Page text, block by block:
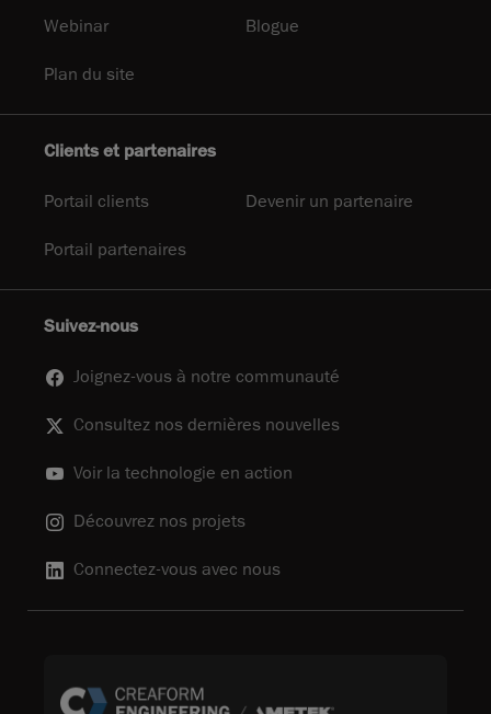
Webinar Blogue
Plan du site
Clients et partenaires
Portail clients Devenir un partenaire
Portail partenaires
Suivez-nous
Joignez-vous à notre communauté
Consultez nos dernières nouvelles
Voir la technologie en action
Découvrez nos projets
Connectez-vous avec nous